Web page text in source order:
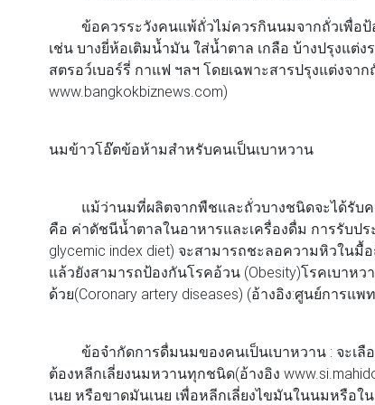
ข้อควรระวังคนแพ้ถั่วไม่ควรกินนมจากถั่วเพื่อป้
เช่น บางยี่ห้อเติมน้ำมัน ใส่น้ำตาล เกลือ บ้างปรุงแ
สตรอว์เบอร์รี่ กาแฟ ฯลฯ โดยเฉพาะสารปรุงแต่งจา
www.bangkokbiznews.com)
นมข้าวโอ๊ตข้อห้ามสำหรับคนเป็นเบาหวาน
แม้ว่านมที่ผลิตจากพืชและถั่วบางชนิดจะได้รับคว
คือ ค่าดัชนีน้ำตาลในอาหารและเครื่องดื่ม การรับป
glycemic index diet) จะสามารถชะลอความหิวใน
แล้วยังสามารถป้องกันโรคอ้วน (Obesity)โรคเบาหว
ด้วย(Coronary artery diseases) (อ้างอิง:ศูนย์การแ
ข้อจำกัดการดื่มนมของคนเป็นเบาหวาน : จะเลื
ต้องหลีกเลี่ยงนมหวานทุกชนิด(อ้างอิง
เนย หรือขาดมันเนย เพื่อหลีกเลี่ยงไขมันในนมหรือ